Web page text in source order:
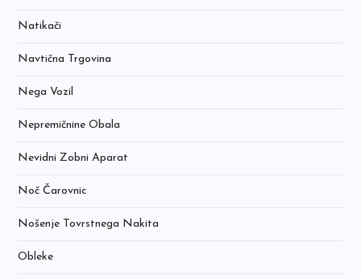
Natikači
Navtična Trgovina
Nega Vozil
Nepremičnine Obala
Nevidni Zobni Aparat
Noč Čarovnic
Nošenje Tovrstnega Nakita
Obleke